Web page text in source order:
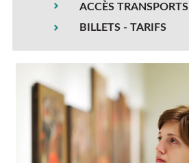
ACCÈS TRANSPORTS
BILLETS - TARIFS